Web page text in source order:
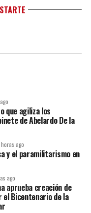
que agiliza los
de Abelardo De la
horas ago
y el paramilitarismo en
ago
aprueba creación de
Bicentenario de la